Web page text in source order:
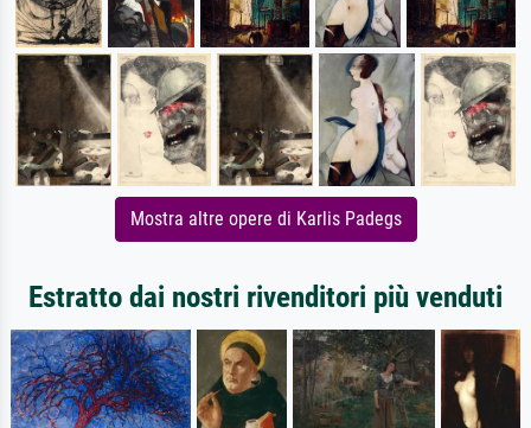
Mostra altre opere di Karlis Padegs
Estratto dai nostri rivenditori più venduti